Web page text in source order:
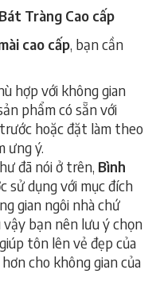
Tràng Cao cấp
cao cấp , bạn cần
hợp với không gian
phẩm có sẵn với
hoặc đặt làm theo
ưng ý.
đã nói ở trên, Bình
sử dụng với mục đích
gian ngôi nhà chứ
bạn nên lưu ý chọn
tôn lên vẻ đẹp của
cho không gian của